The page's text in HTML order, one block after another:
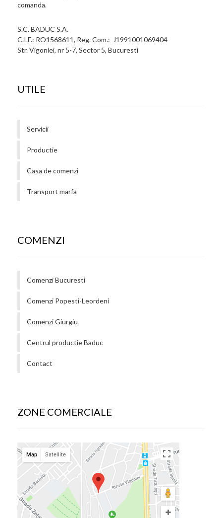
comanda.
S.C. BADUC S.A.
C.I.F.: RO1568611, Reg. Com.: J1991001069404
Str. Vigoniei, nr 5-7, Sector 5, Bucuresti
UTILE
Servicii
Productie
Casa de comenzi
Transport marfa
COMENZI
Comenzi Bucuresti
Comenzi Popesti-Leordeni
Comenzi Giurgiu
Centrul productie Baduc
Contact
ZONE COMERCIALE